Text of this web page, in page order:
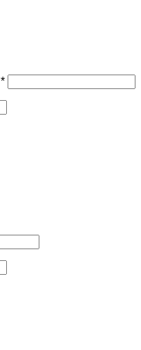
*Obligatoriu